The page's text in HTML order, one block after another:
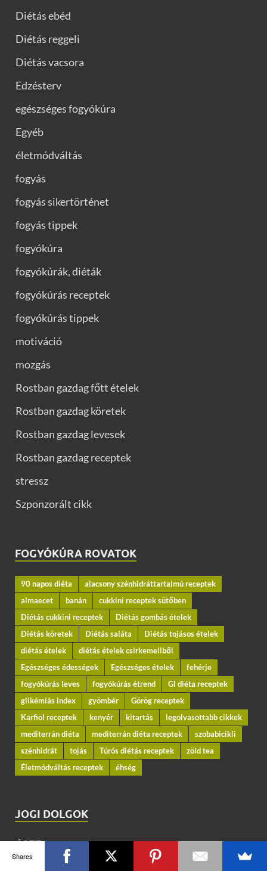
Diétás ebéd
Diétás reggeli
Diétás vacsora
Edzésterv
egészséges fogyókúra
Egyéb
életmódváltás
fogyás
fogyás sikertörténet
fogyás tippek
fogyókúra
fogyókúrák, diéták
fogyókúrás receptek
fogyókúrás tippek
motiváció
mozgás
Rostban gazdag főtt ételek
Rostban gazdag köretek
Rostban gazdag levesek
Rostban gazdag receptek
stressz
Szponzorált cikk
FOGYÓKÚRA ROVATOK
90 napos diéta
alacsony szénhidráttartalmú receptek
almaecet
banán
cukkini receptek sütőben
Diétás cukkini receptek
Diétás gombás ételek
Diétás köretek
Diétás saláta
Diétás tojásos ételek
diétás ételek
diétás ételek csirkemellből
Egészséges édességek
Egészséges ételek
fehérje
fogyókúrás leves
fogyókúrás étrend
GI diéta receptek
glikémiás index
gyömbér
Görög receptek
Karfiol receptek
kenyér kitartás
legolvasottabb cikkek
mediterrán diéta
mediterrán diéta receptek
szobabicikli
szénhidrát
tojás Túrós diétás receptek
zöld tea
Életmódváltás receptek
éhség
JOGI DOLGOK
ÁSZF
Adatkezelési szabályzat
Shares